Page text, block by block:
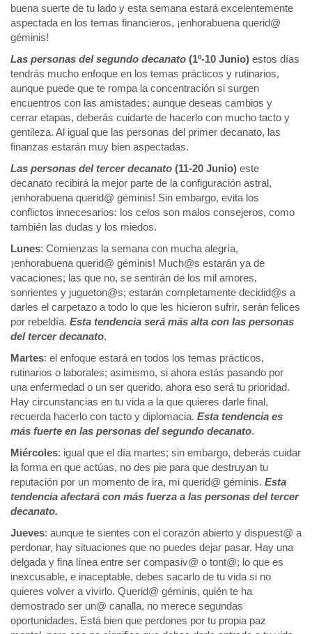
buena suerte de tu lado y esta semana estará excelentemente
aspectada en los temas financieros, ¡enhorabuena querid@
géminis!
Las personas del segundo decanato (1º-10 Junio) estos días
tendrás mucho enfoque en los temas prácticos y rutinarios,
aunque puede que te rompa la concentración si surgen
encuentros con las amistades; aunque deseas cambios y
cerrar etapas, deberás cuidarte de hacerlo con mucho tacto y
gentileza. Al igual que las personas del primer decanato, las
finanzas estarán muy bien aspectadas.
Las personas del tercer decanato (11-20 Junio) este
decanato recibirá la mejor parte de la configuración astral,
¡enhorabuena querid@ géminis! Sin embargo, evita los
conflictos innecesarios: los celos son malos consejeros, como
también las dudas y los miedos.
Lunes: Comienzas la semana con mucha alegría,
¡enhorabuena querid@ géminis! Much@s estarán ya de
vacaciones; las que no, se sentirán de los mil amores,
sonrientes y jugueton@s; estarán completamente decidid@s a
darles el carpetazo a todo lo que les hicieron sufrir, serán felices
por rebeldía. Esta tendencia será más alta con las personas
del tercer decanato.
Martes: el enfoque estará en todos los temas prácticos,
rutinarios o laborales; asimismo, si ahora estás pasando por
una enfermedad o un ser querido, ahora eso será tu prioridad.
Hay circunstancias en tu vida a la que quieres darle final,
recuerda hacerlo con tacto y diplomacia. Esta tendencia es
más fuerte en las personas del segundo decanato.
Miércoles: igual que el día martes; sin embargo, deberás cuidar
la forma en que actúas, no des pie para que destruyan tu
reputación por un momento de ira, mi querid@ géminis. Esta
tendencia afectará con más fuerza a las personas del tercer
decanato.
Jueves: aunque te sientes con el corazón abierto y dispuest@ a
perdonar, hay situaciones que no puedes dejar pasar. Hay una
delgada y fina línea entre ser compasiv@ o tont@; lo que es
inexcusable, e inaceptable, debes sacarlo de tu vida si no
quieres volver a vivirlo. Querid@ géminis, quién te ha
demostrado ser un@ canalla, no merece segundas
oportunidades. Está bien que perdones por tu propia paz